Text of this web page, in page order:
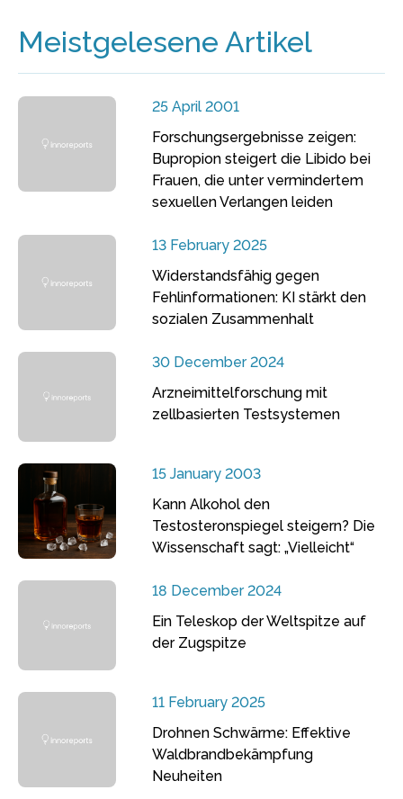
Meistgelesene Artikel
25 April 2001
Forschungsergebnisse zeigen:
Bupropion steigert die Libido bei
Frauen, die unter vermindertem
sexuellen Verlangen leiden
13 February 2025
Widerstandsfähig gegen
Fehlinformationen: KI stärkt den
sozialen Zusammenhalt
30 December 2024
Arzneimittelforschung mit
zellbasierten Testsystemen
15 January 2003
Kann Alkohol den
Testosteronspiegel steigern? Die
Wissenschaft sagt: „Vielleicht“
18 December 2024
Ein Teleskop der Weltspitze auf
der Zugspitze
11 February 2025
Drohnen Schwärme: Effektive
Waldbrandbekämpfung
Neuheiten